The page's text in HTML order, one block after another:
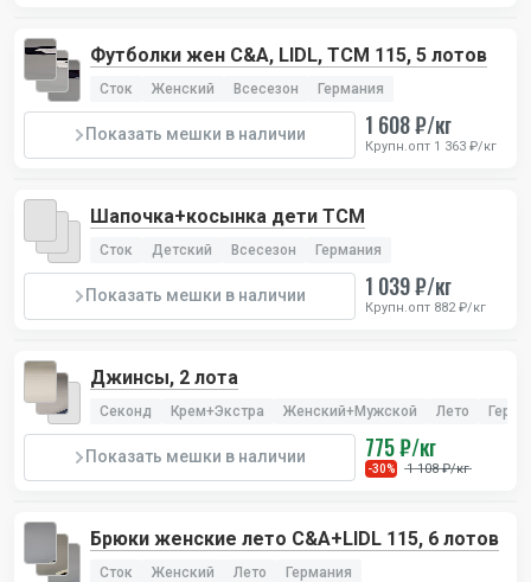
Футболки жен C&A, LIDL, TCM 115, 5 лотов
Сток Женский Всесезон Германия
Показать мешки в наличии 1 608 ₽/кг
Крупн.опт 1 363 ₽/кг
Шапочка+косынка дети TCM
Сток Детский Всесезон Германия
Показать мешки в наличии 1 039 ₽/кг
Крупн.опт 882 ₽/кг
Джинсы, 2 лота
Секонд Крем+Экстра Женский+Мужской Лето
Показать мешки в наличии 775 ₽/кг
-30% 1 108 ₽/кг
Брюки женские лето C&A+LIDL 115, 6 лотов
Сток Женский Лето Германия